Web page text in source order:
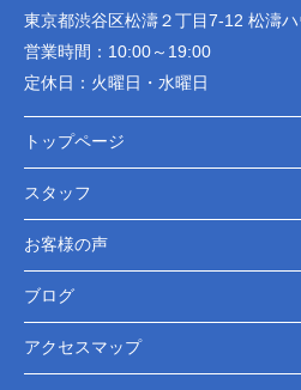
東京都渋谷区松濤２丁目7-12 松濤
営業時間： 10:00～19:00
定休日： 火曜日・水曜日
トップページ
スタッフ
お客様の声
ブログ
アクセスマップ